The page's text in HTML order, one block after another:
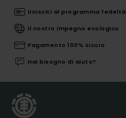
Unisciti al programma fedeltà
Il nostro impegno ecologico
Pagamento 100% sicuro
Hai bisogno di aiuto?